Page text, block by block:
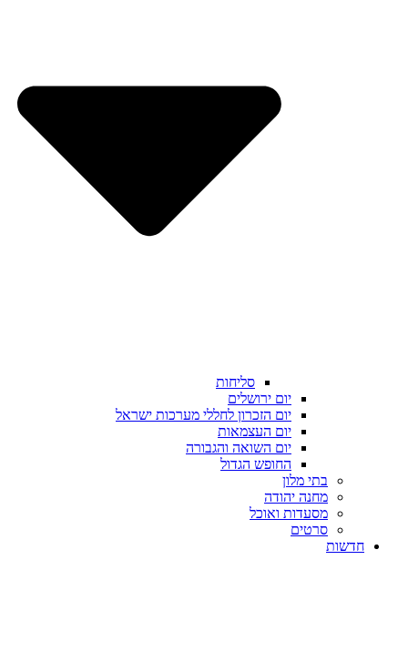
סליחות
יום ירושלים
יום הזכרון לחללי מערכות ישראל
יום העצמאות
יום השואה והגבורה
החופש הגדול
בתי מלון
מחנה יהודה
מסעדות ואוכל
סרטים
חדשות